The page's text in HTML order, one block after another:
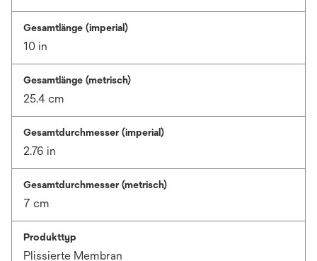
Gesamtlänge (imperial)
10 in
Gesamtlänge (metrisch)
25.4 cm
Gesamtdurchmesser (imperial)
2.76 in
Gesamtdurchmesser (metrisch)
7 cm
Produkttyp
Plissierte Membran